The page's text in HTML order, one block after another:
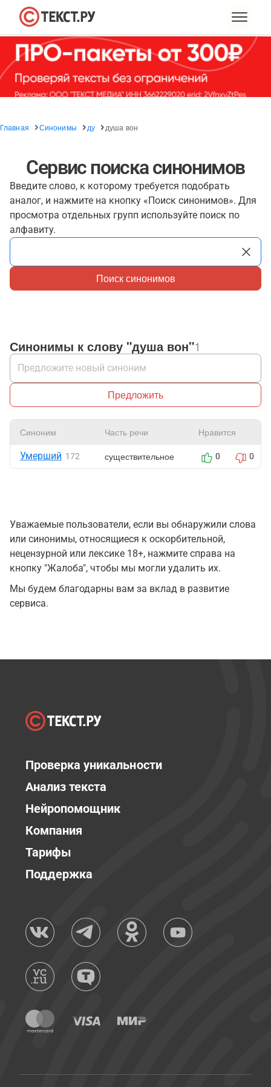
Главная Синонимы ду душа вон
Сервис поиска синонимов
Введите слово, к которому требуется подобрать
аналог, и нажмите на кнопку «Поиск синонимов». Для
просмотра отдельных групп используйте поиск по
алфавиту.
Поиск синонимов
Синонимы к слову "душа вон"1
Предложить
Синоним Часть речи Нравится
Умерший 172 существительное 0 0
Уважаемые пользователи, если вы обнаружили слова
или синонимы, относящиеся к оскорбительной,
нецензурной или лексике 18+, нажмите справа на
кнопку "Жалоба", чтобы мы могли удалить их.
Мы будем благодарны вам за вклад в развитие
сервиса.
Проверка уникальности
Анализ текста
Нейропомощник
Компания
Тарифы
Поддержка